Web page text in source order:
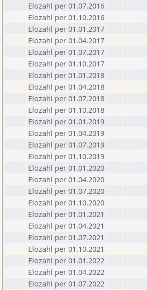
Elozahl per 01.07.2016
Elozahl per 01.10.2016
Elozahl per 01.01.2017
Elozahl per 01.04.2017
Elozahl per 01.07.2017
Elozahl per 01.10.2017
Elozahl per 01.01.2018
Elozahl per 01.04.2018
Elozahl per 01.07.2018
Elozahl per 01.10.2018
Elozahl per 01.01.2019
Elozahl per 01.04.2019
Elozahl per 01.07.2019
Elozahl per 01.10.2019
Elozahl per 01.01.2020
Elozahl per 01.04.2020
Elozahl per 01.07.2020
Elozahl per 01.10.2020
Elozahl per 01.01.2021
Elozahl per 01.04.2021
Elozahl per 01.07.2021
Elozahl per 01.10.2021
Elozahl per 01.01.2022
Elozahl per 01.04.2022
Elozahl per 01.07.2022